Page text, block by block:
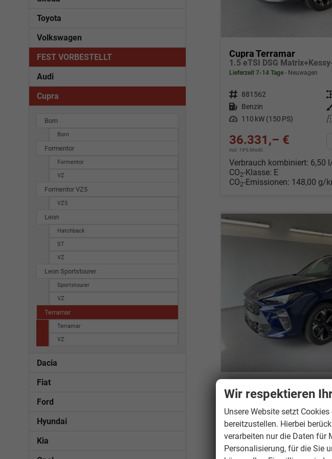
Cupra Terramar
Lieferzeit 7-14 Tage Neuwagen
Fahrzeugnr. 881562
Kraftstoff Benzin
Leistung 110 kW (150 PS)
36.331,– €
incl. 19% MwSt.
Verbrauch kombiniert: 6,50
CO2-Klasse: E
CO2-Emissionen: 148,00 g/
Cupra Terramar
Lieferzeit 7-14 Tage Neuwagen
Fahrzeugnr. 881564
Kraftstoff Benzin
Leistung 110 kW (150 PS)
Toyota
Volkswagen
FEST VORBESTELLT
Audi
Cupra
Born
Born
Formentor
Formentor
VZ
Formentor VZ5
VZ5
Leon
Hatchback
ST
VZ
Leon Sportstourer
Sportstourer
VZ
Terramar
Terramar
VZ
Dacia
Fiat
Ford
Hyundai
Kia
Wir respektieren
Unsere Website setzt
bereitzustellen. Hierbei
verarbeiten nur die Daten für
Personalisierung, für die Sie